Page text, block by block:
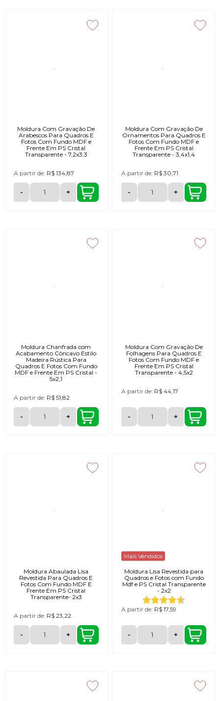
Moldura Com Gravação De
Arabescos Para Quadros E
Fotos Com Fundo MDF e
Frente Em PS Cristal
Transparente - 7,2x3,3
A partir de: R$ 134,87
- +
Moldura Com Gravação De
Ornamentos Para Quadros E
Fotos Com Fundo MDF e
Frente Em PS Cristal
Transparente - 3,4x1,4
A partir de: R$ 30,71
- +
Moldura Chanfrada com
Acabamento Côncavo Estilo
Madeira Rústica Para
Quadros E Fotos Com Fundo
MDF e Frente Em PS Cristal -
5x2,1
A partir de: R$ 51,82
- +
Moldura Com Gravação De
Folhagens Para Quadros E
Fotos Com Fundo MDF e
Frente Em PS Cristal
Transparente - 4,5x2
A partir de: R$ 44,17
- +
Moldura Abaulada Lisa
Revestida Para Quadros E
Fotos Com Fundo MDF E
Frente Em PS Cristal
Transparente- 2x3
A partir de: R$ 23,22
- +
Mais Vendidos
Moldura Lisa Revestida para
Quadros e Fotos com Fundo
Mdf e PS Cristal Transparente
- 2x2
A partir de: R$ 17,59
- +